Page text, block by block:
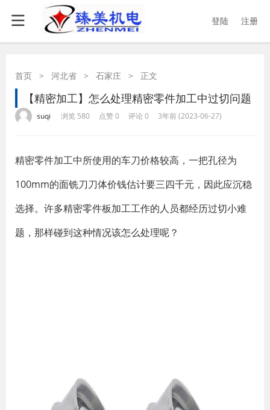
登陆 注册
首页 > 河北省 > 石家庄 > 正文
【精密加工】怎么处理精密零件加工中过切问题
suqi 浏览 580 点赞 0 评论 0 3年前 (2023-06-27)
精密零件加工中所使用的车刀价格较高，一把孔径为
100mm的面铣刀刀体价钱估计要三四千元，因此应沉稳
选择。许多精密零件板加工工作的人员都经历过切小难
题，那样碰到这种情况该怎么处理呢？